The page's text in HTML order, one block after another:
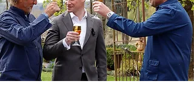
24.90 € pro Person – inklusive aller Zutaten,
Wasser und natürlich einer guten Tasse Kaffee
mit Sibylle.
Da die Teilnehmerzahl bewusst klein gehalten
ist, sind die Plätze schnell vergeben. Eine
frühzeitige Anmeldung lohnt sich.